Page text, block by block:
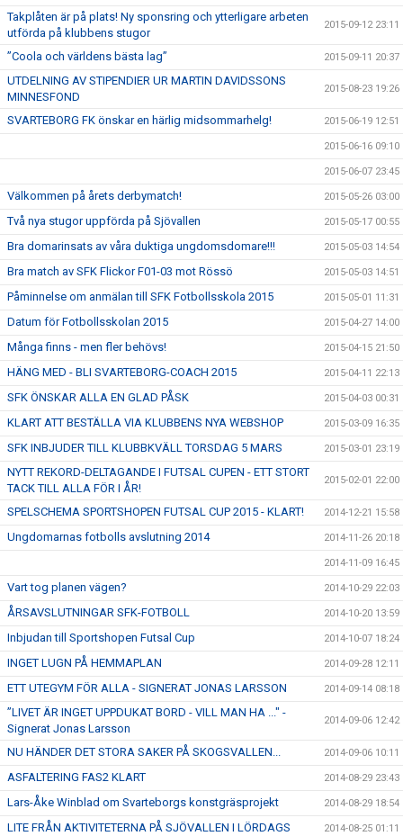
Takplåten är på plats! Ny sponsring och ytterligare arbeten
utförda på klubbens stugor
2015-09-12 23:11
”Coola och världens bästa lag” 2015-09-11 20:37
UTDELNING AV STIPENDIER UR MARTIN DAVIDSSONS
MINNESFOND
2015-08-23 19:26
SVARTEBORG FK önskar en härlig midsommarhelg! 2015-06-19 12:51
2015-06-16 09:10
2015-06-07 23:45
Välkommen på årets derbymatch! 2015-05-26 03:00
Två nya stugor uppförda på Sjövallen 2015-05-17 00:55
Bra domarinsats av våra duktiga ungdomsdomare!!! 2015-05-03 14:54
Bra match av SFK Flickor F01-03 mot Rössö 2015-05-03 14:51
Påminnelse om anmälan till SFK Fotbollsskola 2015 2015-05-01 11:31
Datum för Fotbollsskolan 2015 2015-04-27 14:00
Många finns - men fler behövs! 2015-04-15 21:50
HÄNG MED - BLI SVARTEBORG-COACH 2015 2015-04-11 22:13
SFK ÖNSKAR ALLA EN GLAD PÅSK 2015-04-03 00:31
KLART ATT BESTÄLLA VIA KLUBBENS NYA WEBSHOP 2015-03-09 16:35
SFK INBJUDER TILL KLUBBKVÄLL TORSDAG 5 MARS 2015-03-01 23:19
NYTT REKORD-DELTAGANDE I FUTSAL CUPEN - ETT STORT
TACK TILL ALLA FÖR I ÅR!
2015-02-01 22:00
SPELSCHEMA SPORTSHOPEN FUTSAL CUP 2015 - KLART! 2014-12-21 15:58
Ungdomarnas fotbolls avslutning 2014 2014-11-26 20:18
2014-11-09 16:45
Vart tog planen vägen? 2014-10-29 22:03
ÅRSAVSLUTNINGAR SFK-FOTBOLL 2014-10-20 13:59
Inbjudan till Sportshopen Futsal Cup 2014-10-07 18:24
INGET LUGN PÅ HEMMAPLAN 2014-09-28 12:11
ETT UTEGYM FÖR ALLA - SIGNERAT JONAS LARSSON 2014-09-14 08:18
”LIVET ÄR INGET UPPDUKAT BORD - VILL MAN HA ..." -
Signerat Jonas Larsson
2014-09-06 12:42
NU HÄNDER DET STORA SAKER PÅ SKOGSVALLEN... 2014-09-06 10:11
ASFALTERING FAS2 KLART 2014-08-29 23:43
Lars-Åke Winblad om Svarteborgs konstgräsprojekt 2014-08-29 18:54
LITE FRÅN AKTIVITETERNA PÅ SJÖVALLEN I LÖRDAGS 2014-08-25 01:11